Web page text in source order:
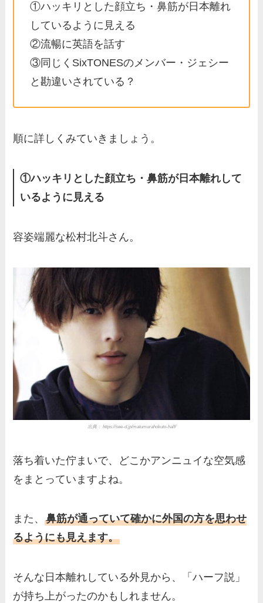
①ハッキリとした顔立ち・鼻筋が日本離れ
しているように見える
②流暢に英語を話す
③同じくSixTONESのメンバー・ジェシー
と勘違いされている？
順に詳しくみていきましょう。
①ハッキリとした顔立ち・鼻筋が日本離れして
いるように見える
容姿端麗な松村北斗さん。
出典： https://see-d.jp/matumurahokuto-half/
落ち着いた佇まいで、どこかアンニュイな空気感
をまとっていますよね。
また、鼻筋が通っていて確かに外国の方を思わせ
るようにも見えます。
そんな日本離れしている外見から、「ハーフ説」
が持ち上がったのかもしれません。